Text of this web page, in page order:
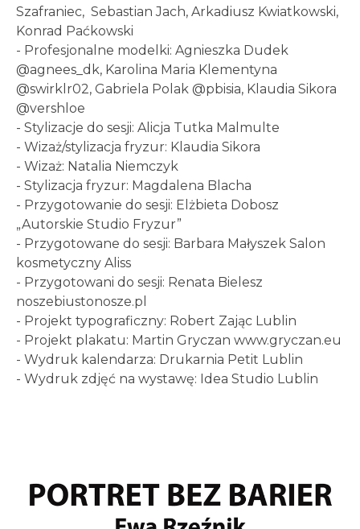
Szafraniec, Sebastian Jach, Arkadiusz Kwiatkowski,
Konrad Paćkowski
- Profesjonalne modelki: Agnieszka Dudek
@agnees_dk, Karolina Maria Klementyna
@swirklr02, Gabriela Polak @pbisia, Klaudia Sikora
@vershloe
- Stylizacje do sesji: Alicja Tutka Malmulte
- Wizaż/stylizacja fryzur: Klaudia Sikora
- Wizaż: Natalia Niemczyk
- Stylizacja fryzur: Magdalena Blacha
- Przygotowanie do sesji: Elżbieta Dobosz
„Autorskie Studio Fryzur”
- Przygotowane do sesji: Barbara Małyszek Salon
kosmetyczny Aliss
- Przygotowani do sesji: Renata Bielesz
noszebiustonosze.pl
- Projekt typograficzny: Robert Zając Lublin
- Projekt plakatu: Martin Gryczan www.gryczan.eu
- Wydruk kalendarza: Drukarnia Petit Lublin
- Wydruk zdjęć na wystawę: Idea Studio Lublin